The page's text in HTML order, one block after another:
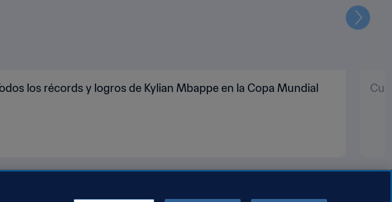
los récords y logros de Kylian Mbappe en la Copa Mundial